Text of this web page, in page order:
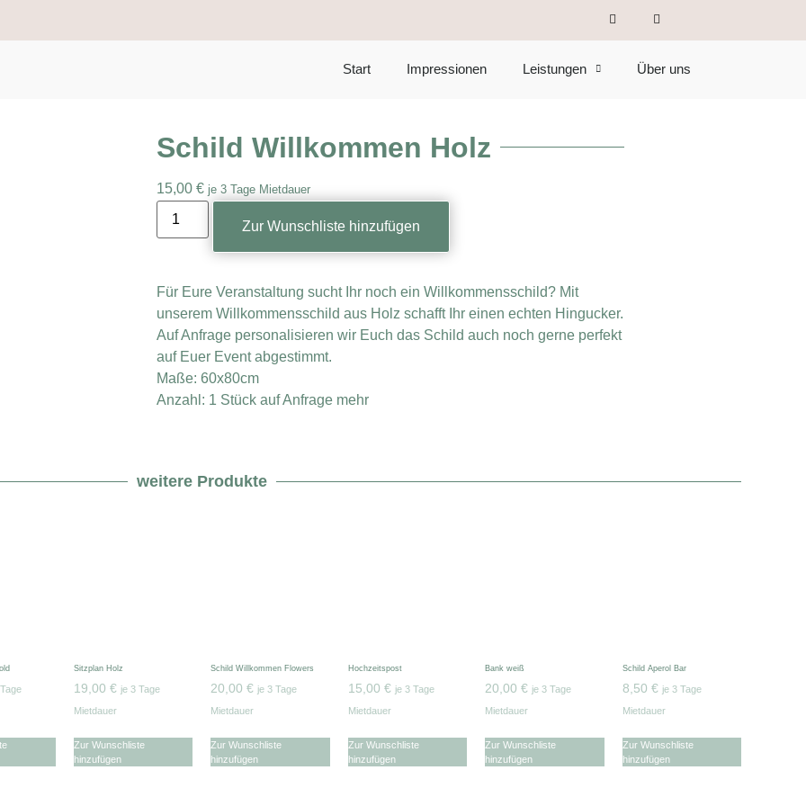
Start Impressionen Leistungen Über uns
Schild Willkommen Holz
15,00 € je 3 Tage Mietdauer
Zur Wunschliste hinzufügen
Für Eure Veranstaltung sucht Ihr noch ein Willkommensschild? Mit
unserem Willkommensschild aus Holz schafft Ihr einen echten Hingucker.
Auf Anfrage personalisieren wir Euch das Schild auch noch gerne perfekt
auf Euer Event abgestimmt.
Maße: 60x80cm
Anzahl: 1 Stück auf Anfrage mehr
weitere Produkte
Sitzplan Holz
19,00 € je 3 Tage
Mietdauer
Zur Wunschliste
hinzufügen
Schild Willkommen Flowers
20,00 € je 3 Tage
Mietdauer
Zur Wunschliste
hinzufügen
Hochzeitspost
15,00 € je 3 Tage
Mietdauer
Zur Wunschliste
hinzufügen
Bank weiß
20,00 € je 3 Tage
Mietdauer
Zur Wunschliste
hinzufügen
Schild Aperol Bar
8,50 € je 3 Tage
Mietdauer
Zur Wunschliste
hinzufügen